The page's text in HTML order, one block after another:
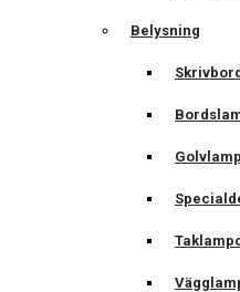
Belysning